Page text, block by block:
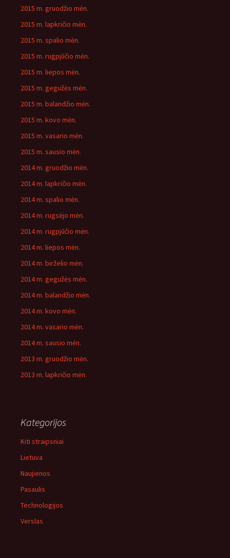
2015 m. gruodžio mėn.
2015 m. lapkričio mėn.
2015 m. spalio mėn.
2015 m. rugpjūčio mėn.
2015 m. liepos mėn.
2015 m. gegužės mėn.
2015 m. balandžio mėn.
2015 m. kovo mėn.
2015 m. vasario mėn.
2015 m. sausio mėn.
2014 m. gruodžio mėn.
2014 m. lapkričio mėn.
2014 m. spalio mėn.
2014 m. rugsėjo mėn.
2014 m. rugpjūčio mėn.
2014 m. liepos mėn.
2014 m. birželio mėn.
2014 m. gegužės mėn.
2014 m. balandžio mėn.
2014 m. kovo mėn.
2014 m. vasario mėn.
2014 m. sausio mėn.
2013 m. gruodžio mėn.
2013 m. lapkričio mėn.
Kategorijos
Kiti straipsniai
Lietuva
Naujienos
Pasaulis
Technologijos
Verslas